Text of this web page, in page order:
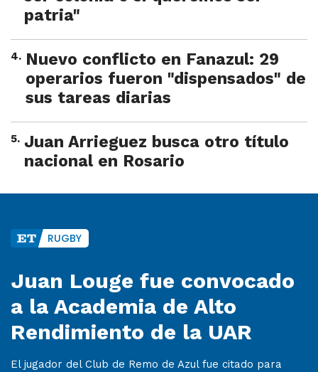
patria"
4. Nuevo conflicto en Fanazul: 29
operarios fueron "dispensados" de
sus tareas diarias
5. Juan Arrieguez busca otro título
nacional en Rosario
RUGBY
Juan Louge fue convocado
a la Academia de Alto
Rendimiento de la UAR
El jugador del Club de Remo de Azul fue citado para